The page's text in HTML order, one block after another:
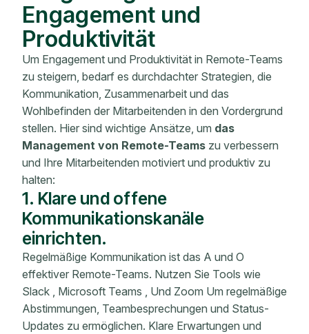
Engagement und
Produktivität
Um Engagement und Produktivität in Remote-Teams
zu steigern, bedarf es durchdachter Strategien, die
Kommunikation, Zusammenarbeit und das
Wohlbefinden der Mitarbeitenden in den Vordergrund
stellen. Hier sind wichtige Ansätze, um das
Management von Remote-Teams zu verbessern
und Ihre Mitarbeitenden motiviert und produktiv zu
halten:
1. Klare und offene
Kommunikationskanäle
einrichten.
Regelmäßige Kommunikation ist das A und O
effektiver Remote-Teams. Nutzen Sie Tools wie
Slack , Microsoft Teams , Und Zoom Um regelmäßige
Abstimmungen, Teambesprechungen und Status-
Updates zu ermöglichen. Klare Erwartungen und